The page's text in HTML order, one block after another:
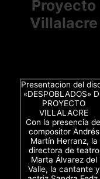
Proyecto
Villalacre
Presentacion del
«DESPOBLADOS»
PROYECTO
VILLALACRE
Con la presencia
compositor Andrés
Martín Herranz, la
directora de teatro
Marta Álvarez del
Valle, la cantante y